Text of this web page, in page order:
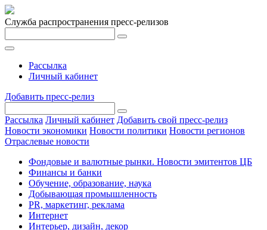
Служба распространения пресс-релизов
Рассылка
Личный кабинет
Добавить пресс-релиз
Рассылка Личный кабинет Добавить свой пресс-релиз
Новости экономики Новости политики Новости регионов
Отраслевые новости
Фондовые и валютные рынки. Новости эмитентов ЦБ
Финансы и банки
Обучение, образование, наука
Добывающая промышленность
PR, маркетинг, реклама
Интернет
Интерьер, дизайн, декор